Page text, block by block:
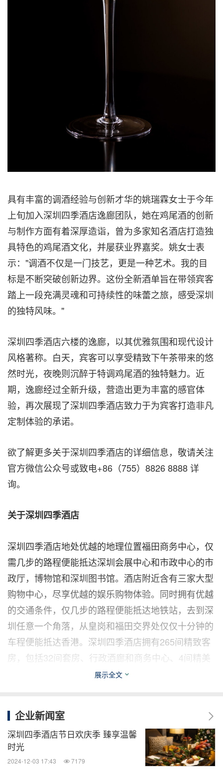
具有丰富的调酒经验与创新才华的姚瑞霖女士于今年
上旬加入深圳四季酒店逸廊团队，她在鸡尾酒的创新
与制作方面有着深厚造诣，曾为多家知名酒店打造独
具特色的鸡尾酒文化，并屡获业界嘉奖。姚女士表
示："调酒不仅是一门技艺，更是一种艺术。我的目
标是不断突破创新边界。这份全新酒单旨在带领宾客
踏上一段充满灵魂和可持续性的味蕾之旅，感受深圳
的独特风味。"
深圳四季酒店六楼的逸廊，以其优雅氛围和现代设计
风格著称。白天，宾客可以享受精致下午茶带来的悠
然时光，夜晚则沉醉于特调鸡尾酒的独特魅力。近
期，逸廊经过全新升级，营造出更为丰富的感官体
验，再次展现了深圳四季酒店致力于为宾客打造非凡
定制体验的承诺。
欲了解更多关于深圳四季酒店的详细信息，敬请关注
官方微信公众号或致电+86（755）8826 8888 详
询。
关于深圳四季酒店
深圳四季酒店地处优越的地理位置福田商务中心，仅
需几步的路程便能抵达深圳会展中心和市政中心的市
政厅，博物馆和深圳图书馆。酒店附近含有三家大型
购物中心，尽享优越的娱乐购物体验。同时拥有优越
的交通条件，仅几步的路程便能抵达地铁站，去到深
圳任意一个角落，从皇岗和福田交界处仅仅十分钟的
车程便能抵达香港。深圳四季酒店拥有265间精致客
房，包括32间套房、行政酒廊和商务中心、4间精美
餐厅和7间多功能宴会厅，是商务出行、旅游体验的
如需了解更多有关深圳四季酒店的信息，请浏览：
w
ww.fourseasons.com/shenzhen
消息来源：深圳四季酒店
展示全文
企业新闻室
深圳四季酒店节日欢庆季 臻享温馨
时光
2024-12-03 17:43 7179